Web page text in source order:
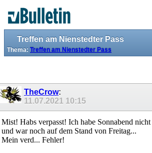
Treffen am Nienstedter Pass
Thema: Treffen am Nienstedter Pass
TheCrow:
11.07.2021 10:15
Mist! Habs verpasst! Ich habe Sonnabend
und war noch auf dem Stand von Freitag...
Mein verd... Fehler!